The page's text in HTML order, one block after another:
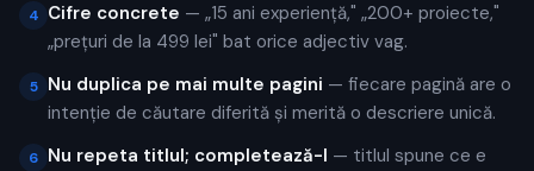
4 Cifre concrete — „15 ani experiență," „200+ proiecte,"
„prețuri de la 499 lei" bat orice adjectiv vag.
5 Nu duplica pe mai multe pagini — fiecare pagină are o
intenție de căutare diferită și merită o descriere unică.
6 Nu repeta titlul; completează-l — titlul spune ce e